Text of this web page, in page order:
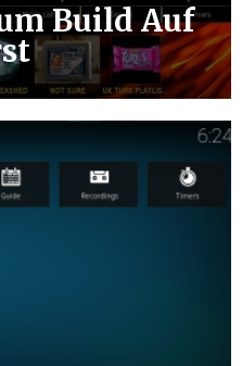
Build Auf